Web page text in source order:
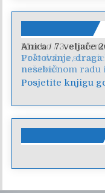
Anica/7. veljače
Poštovanje,
nesebičnom radu
Posjetite knjigu